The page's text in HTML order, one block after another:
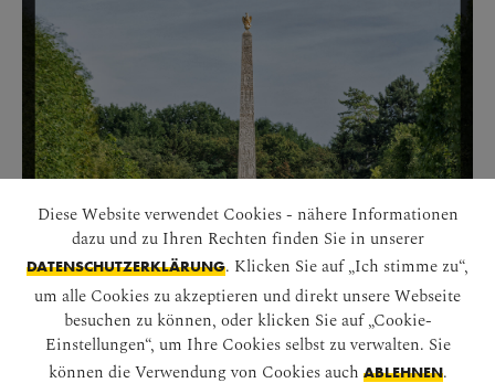
DER OBELISKBRUNNEN
Der Obeliskbrunnen, am Fuße des Schönbrunner
Berges gelegen, bildet den optischen Akzent am
Diese Website verwendet Cookies - nähere Informationen
dazu und zu Ihren Rechten finden Sie in unserer
DATENSCHUTZERKLÄRUNG. Klicken Sie auf „Ich stimme zu“,
um alle Cookies zu akzeptieren und direkt unsere Webseite
besuchen zu können, oder klicken Sie auf „Cookie-
Einstellungen“, um Ihre Cookies selbst zu verwalten. Sie
können die Verwendung von Cookies auch ABLEHNEN.